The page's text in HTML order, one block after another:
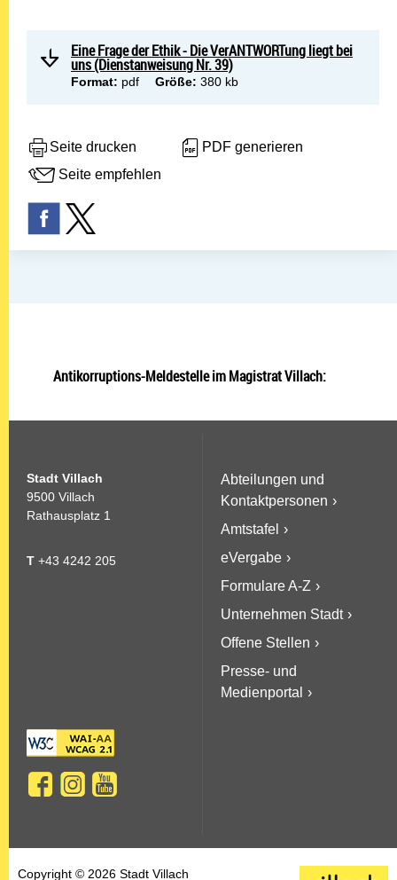
Eine Frage der Ethik - Die VerANTWORTung liegt bei
uns (Dienstanweisung Nr. 39)
Format: pdf Größe: 380 kb
Seite drucken
PDF generieren
Seite empfehlen
Antikorruptions-Meldestelle im Magistrat Villach:
Stadt Villach
9500 Villach
Rathausplatz 1
T +43 4242 205
Abteilungen und
Kontaktpersonen
Amtstafel
eVergabe
Formulare A-Z
Unternehmen Stadt
Offene Stellen
Presse- und
Medienportal
Copyright © 2026 Stadt Villach